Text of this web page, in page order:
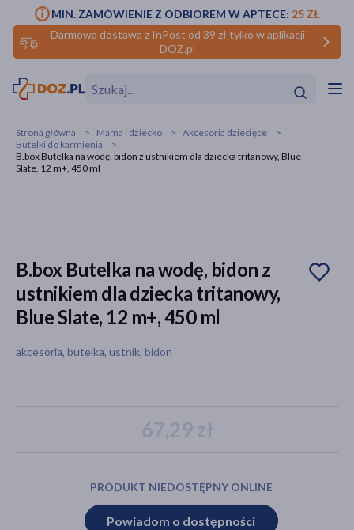
Darmowa dostawa z InPost od 39 zł tylko w aplikacji
DOZ.pl
MIN. ZAMÓWIENIE Z ODBIOREM W APTECE: 25 ZŁ
Strona główna Mama i dziecko
Akcesoria dziecięce
Butelki do karmienia
B.box Butelka na wodę, bidon z ustnikiem dla dziecka tritanowy, Blue
Slate, 12 m+, 450 ml
B.box Butelka na wodę, bidon z
ustnikiem dla dziecka tritanowy,
Blue Slate, 12 m+, 450 ml
akcesoria, butelka, ustnik, bidon
67,29 zł
PRODUKT NIEDOSTĘPNY ONLINE
Powiadom o dostępności